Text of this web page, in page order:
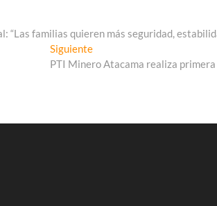
“Las familias quieren más seguridad,
SiguienteEntrada
siguiente:
PTI Minero Atacama realiza